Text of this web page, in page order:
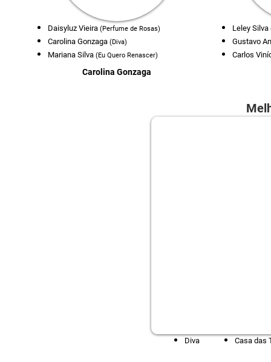
Daisyluz Vieira (Perfume de Rosas)
Carolina Gonzaga (Diva)
Mariana Silva (Eu Quero Renascer)
Carolina Gonzaga
Leley Silva
Gustavo
Carlos
Diva Casa das